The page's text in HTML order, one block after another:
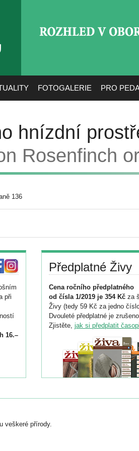
FOTOGALERIE PRO
hnízdní
Rosenfinch
136
při
16.–
Předplatné Živy
Cena ročního předplatného
od čísla 1/2019 je 354 Kč za
Živy (tedy 59 Kč za jedno
Dvouleté předplatné je
Zjistěte, jak si předplatit
veškeré přírody.